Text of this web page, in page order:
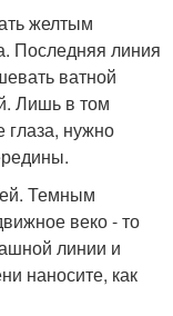
желтым
Последняя линия
ватной
Лишь в том
глаза, нужно
Темным
веко - то
линии и
наносите, как